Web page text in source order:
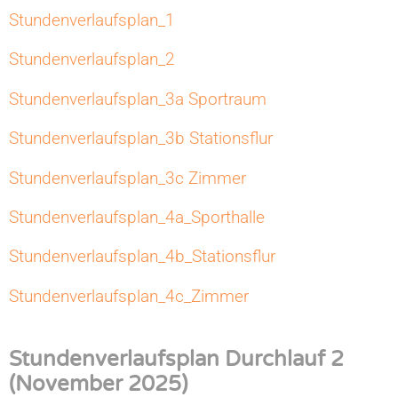
Stundenverlaufsplan_1
Stundenverlaufsplan_2
Stundenverlaufsplan_3a Sportraum
Stundenverlaufsplan_3b Stationsflur
Stundenverlaufsplan_3c Zimmer
Stundenverlaufsplan_4a_Sporthalle
Stundenverlaufsplan_4b_Stationsflur
Stundenverlaufsplan_4c_Zimmer
Stundenverlaufsplan Durchlauf 2
(November 2025)